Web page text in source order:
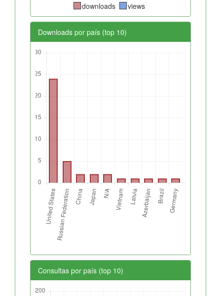
downloads views
Downloads por país (top 10)
Consultas por país (top 10)